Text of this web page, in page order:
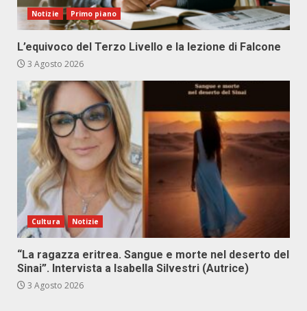
Notizie Primo piano
L’equivoco del Terzo Livello e la lezione di Falcone
3 Agosto 2026
Cultura Notizie
“La ragazza eritrea. Sangue e morte nel deserto del
Sinai”. Intervista a Isabella Silvestri (Autrice)
3 Agosto 2026